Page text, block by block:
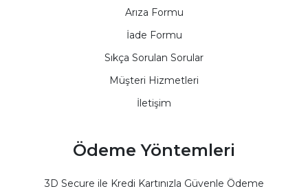
Arıza Formu
İade Formu
Sıkça Sorulan Sorular
Müşteri Hizmetleri
İletişim
Ödeme Yöntemleri
3D Secure ile Kredi Kartınızla Güvenle Ödeme